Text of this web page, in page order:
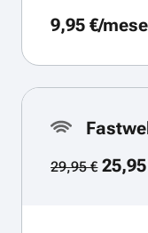
9,95 €/mese
29,95 €